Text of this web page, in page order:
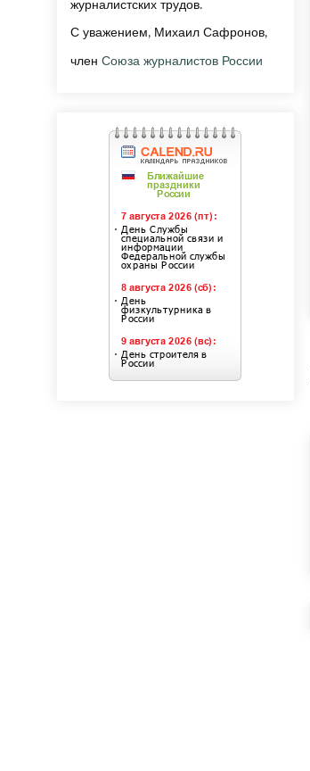
журналистских трудов.
С уважением, Михаил Сафронов,
членСоюза журналистов России